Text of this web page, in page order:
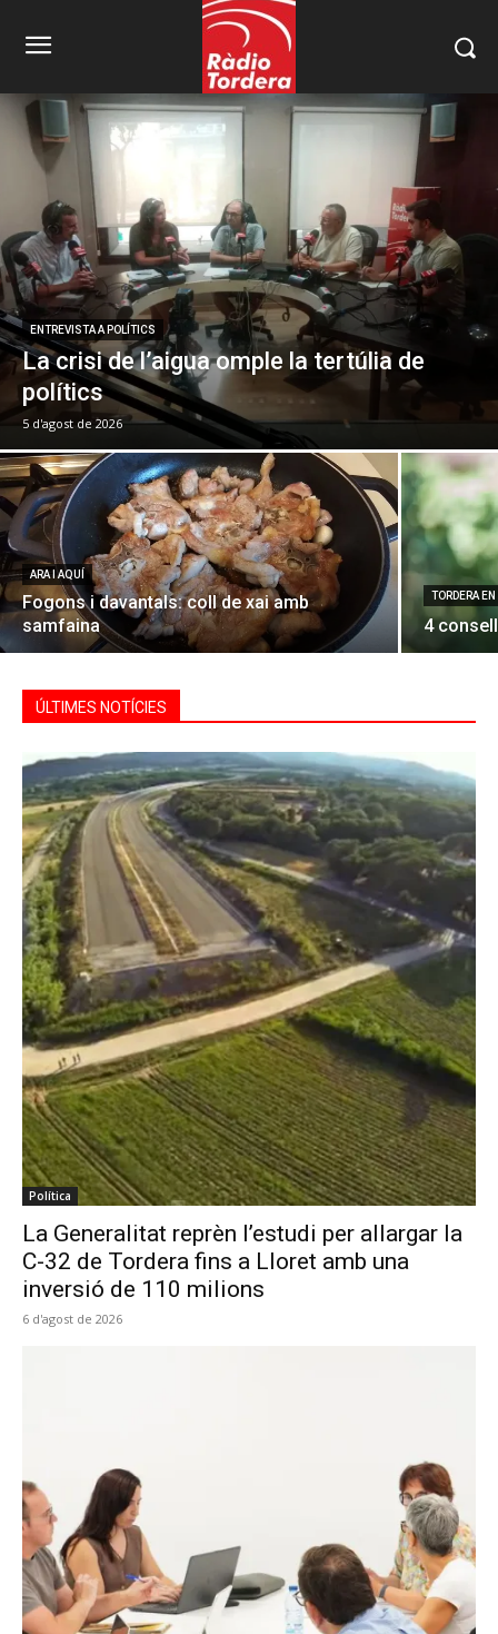
ENTREVISTA A POLÍTICS
La crisi de l’aigua omple la tertúlia de
polítics
5 d'agost de 2026
ARA I AQUÍ
Fogons i davantals: coll de xai amb
samfaina
TORDERA
4
ÚLTIMES NOTÍCIES
Política
La Generalitat reprèn l’estudi per allargar la
C-32 de Tordera fins a Lloret amb una
inversió de 110 milions
6 d'agost de 2026